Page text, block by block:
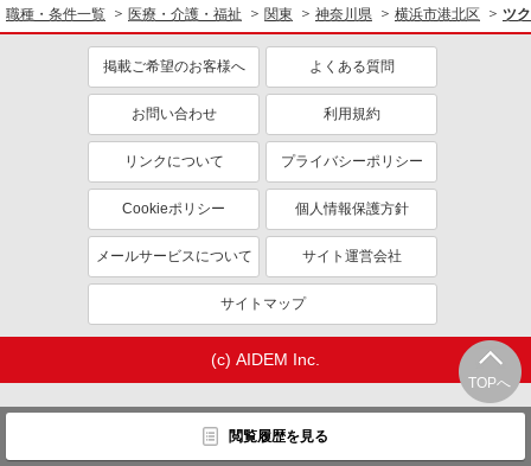
未経験歓迎
ミドル（40代～）活躍中
副業・WワークOK
交通費支給
TOPへ
閲覧履歴を見る
職種・条件一覧 医療・介護・福祉 関東 神奈川県 横浜市港北区 ツ
掲載ご希望のお客様へ よくある質問
お問い合わせ 利用規約
リンクについて プライバシーポリシー
Cookieポリシー 個人情報保護方針
メールサービスについて サイト運営会社
サイトマップ
(c) AIDEM Inc.